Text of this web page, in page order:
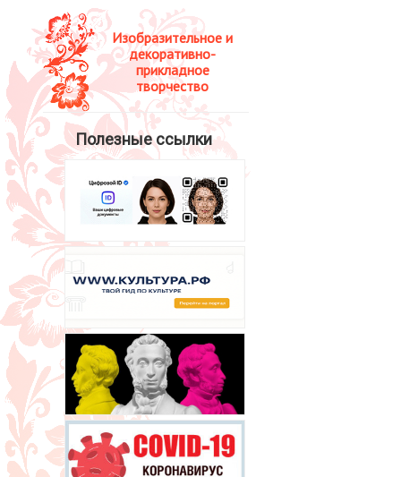
Изобразительное и
декоративно-
прикладное
творчество
Полезные ссылки